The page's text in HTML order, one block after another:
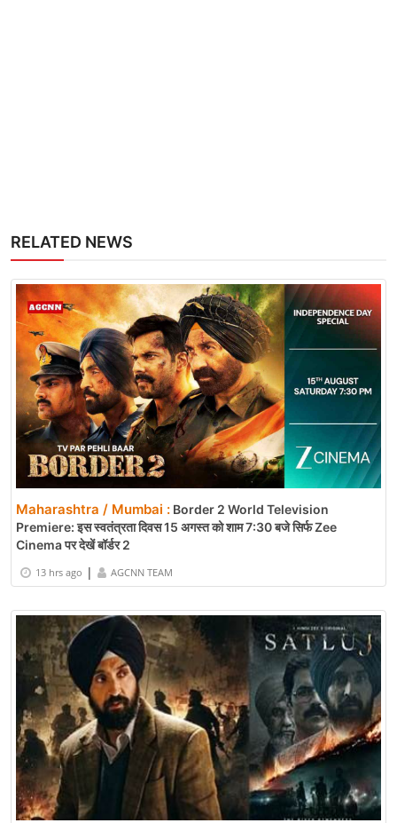
RELATED NEWS
Maharashtra / Mumbai : Border 2 World Television
Premiere: इस स्वतंत्रता दिवस 15 अगस्त को शाम 7:30 बजे सिर्फ Zee
Cinema पर देखें बॉर्डर 2
13 hrs ago | AGCNN TEAM